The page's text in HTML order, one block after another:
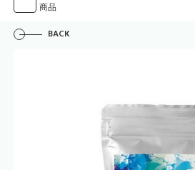
商品
カートの中身を見る
BACK